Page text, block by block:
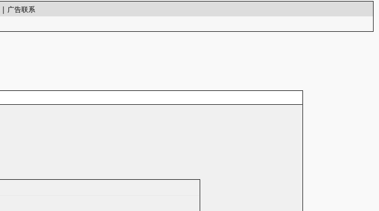
| 广告联系